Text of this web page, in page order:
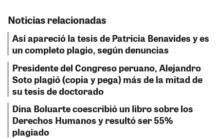
Noticias relacionadas
Así apareció la tesis de Patricia Benavides y es
un completo plagio, según denuncias
Presidente del Congreso peruano, Alejandro
Soto plagió (copia y pega) más de la mitad de
su tesis de doctorado
Dina Boluarte coescribió un libro sobre los
Derechos Humanos y resultó ser 55%
plagiado